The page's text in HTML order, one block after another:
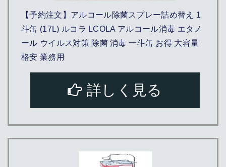
【予約注文】アルコール除菌スプレー詰め替え 1
斗缶 (17L) ルコラ LCOLA アルコール消毒 エタノ
ール ウイルス対策 除菌 消毒 一斗缶 お得 大容量
格安 業務用
詳しく見る